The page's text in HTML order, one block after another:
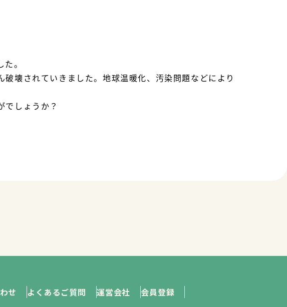
。
壊されていきました。地球温暖化、汚染問題などにより
しょうか？
せ よくあるご質問 運営会社
会員登録